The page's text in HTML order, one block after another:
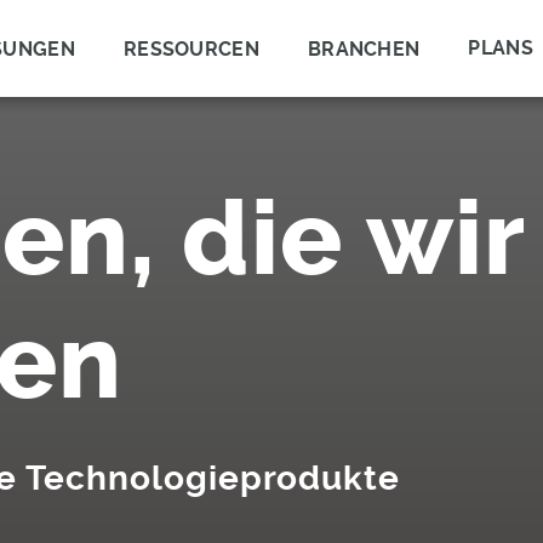
RESSOURCEN BRANCHEN PLANS
die wir
Technologieprodukte